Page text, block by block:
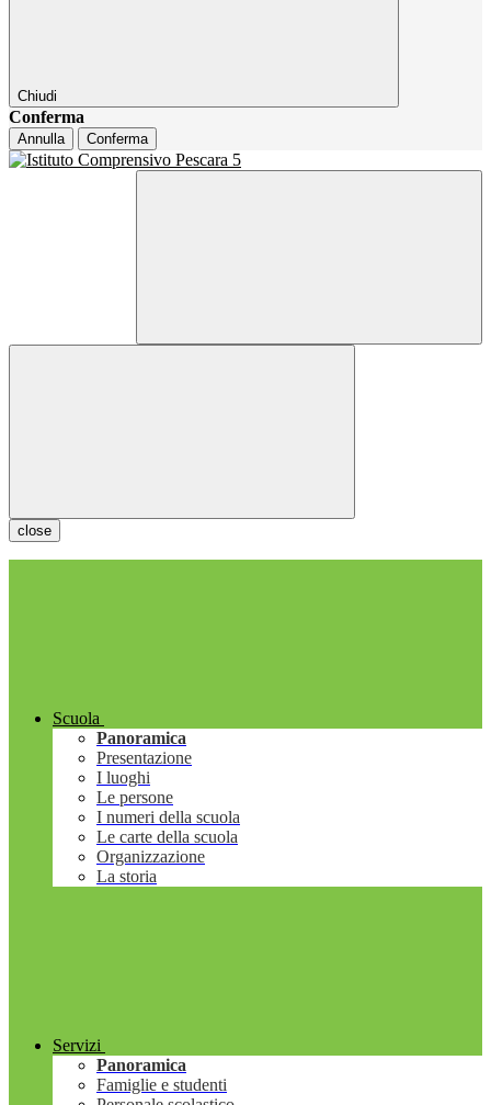
Chiudi
Conferma
Annulla Conferma
close
Scuola
Panoramica
Presentazione
I luoghi
Le persone
I numeri della scuola
Le carte della scuola
Organizzazione
La storia
Servizi
Panoramica
Famiglie e studenti